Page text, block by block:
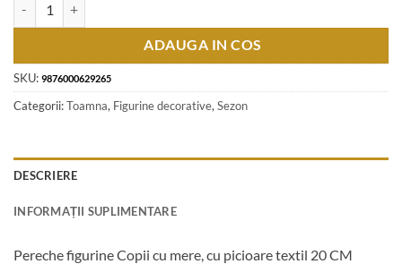
ADAUGA IN COS
SKU: 9876000629265
Categorii:Toamna, Figurine decorative, Sezon
DESCRIERE
INFORMAȚII SUPLIMENTARE
Pereche figurine Copii cu mere, cu picioare textil 20 CM